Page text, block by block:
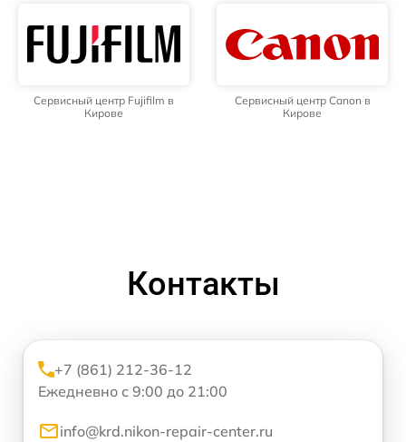
Сервисный центр Fujifilm в
Кирове
Сервисный центр Canon в
Кирове
Контакты
+7 (861) 212-36-12
Ежедневно с 9:00 до 21:00
info@krd.nikon-repair-center.ru